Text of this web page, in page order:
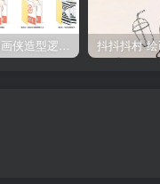
管郁生油画侠造型逻辑班第一期2019年5月【高清不缺课】